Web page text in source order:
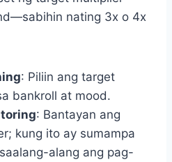
nating 3x o 4x
: Piliin ang target
bankroll at mood.
: Bantayan ang
kung ito ay sumampa
alang ang pag-